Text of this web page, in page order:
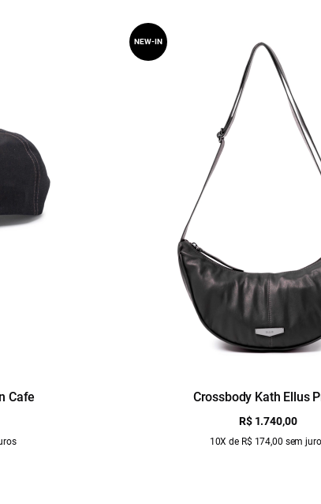
Cafe Crossbody Kath Ellus
R$ 1.740,00
10X de R$ 174,00 sem
NEW-IN